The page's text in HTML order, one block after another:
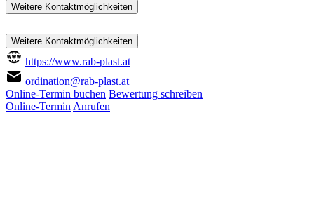
Weitere Kontaktmöglichkeiten
Weitere Kontaktmöglichkeiten
https://www.rab-plast.at
ordination@rab-plast.at
Online-Termin buchen Bewertung schreiben
Online-Termin Anrufen